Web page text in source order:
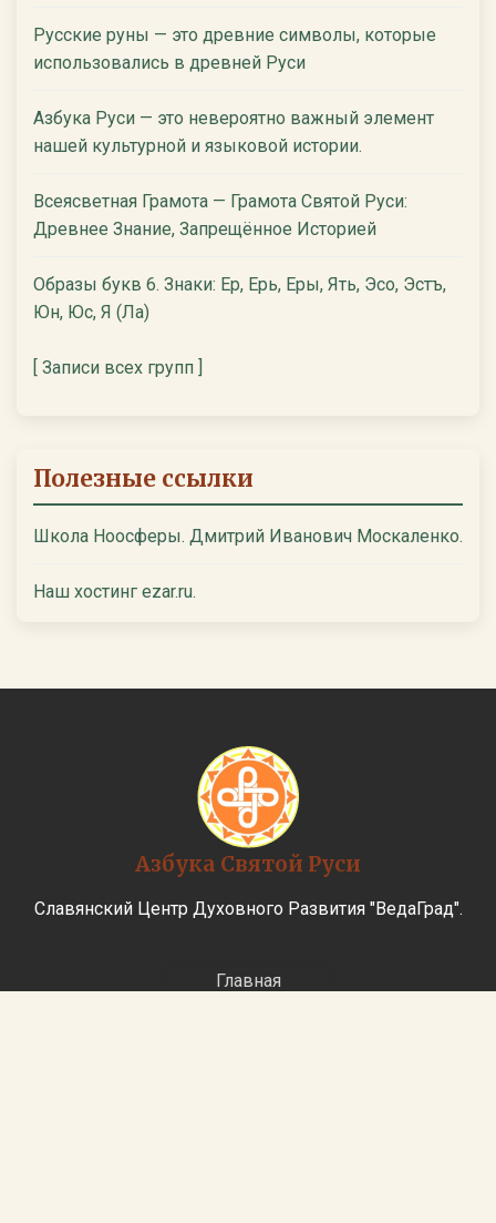
Русские руны — это древние символы, которые
использовались в древней Руси
Азбука Руси — это невероятно важный элемент
нашей культурной и языковой истории.
Всеясветная Грамота — Грамота Святой Руси:
Древнее Знание, Запрещённое Историей
Образы букв 6. Знаки: Ер, Ерь, Еры, Ять, Эсо, Эстъ,
Юн, Юс, Я (Ла)
[ Записи всех групп ]
Полезные ссылки
Школа Ноосферы. Дмитрий Иванович Москаленко.
Наш хостинг ezar.ru.
Азбука Святой Руси
Славянский Центр Духовного Развития "ВедаГрад".
Главная